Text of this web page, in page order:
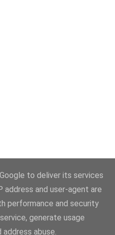
to deliver its services
address and user-agent are
performance and security
generate usage
abuse.